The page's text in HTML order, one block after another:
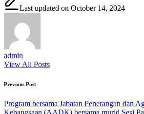
Last updated on October 14, 2024
admin
View All Posts
Post
navigation
Previous Post
Program bersama Jabatan Penerangan dan
Kebangsaan (AADK) bersama murid Sesi